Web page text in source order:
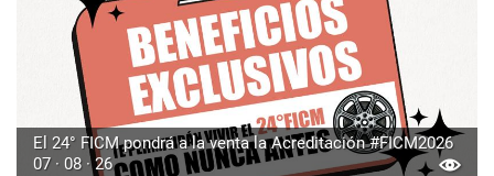
El 24° FICM pondrá a la venta la Acreditación #FICM2026
07 · 08 · 26